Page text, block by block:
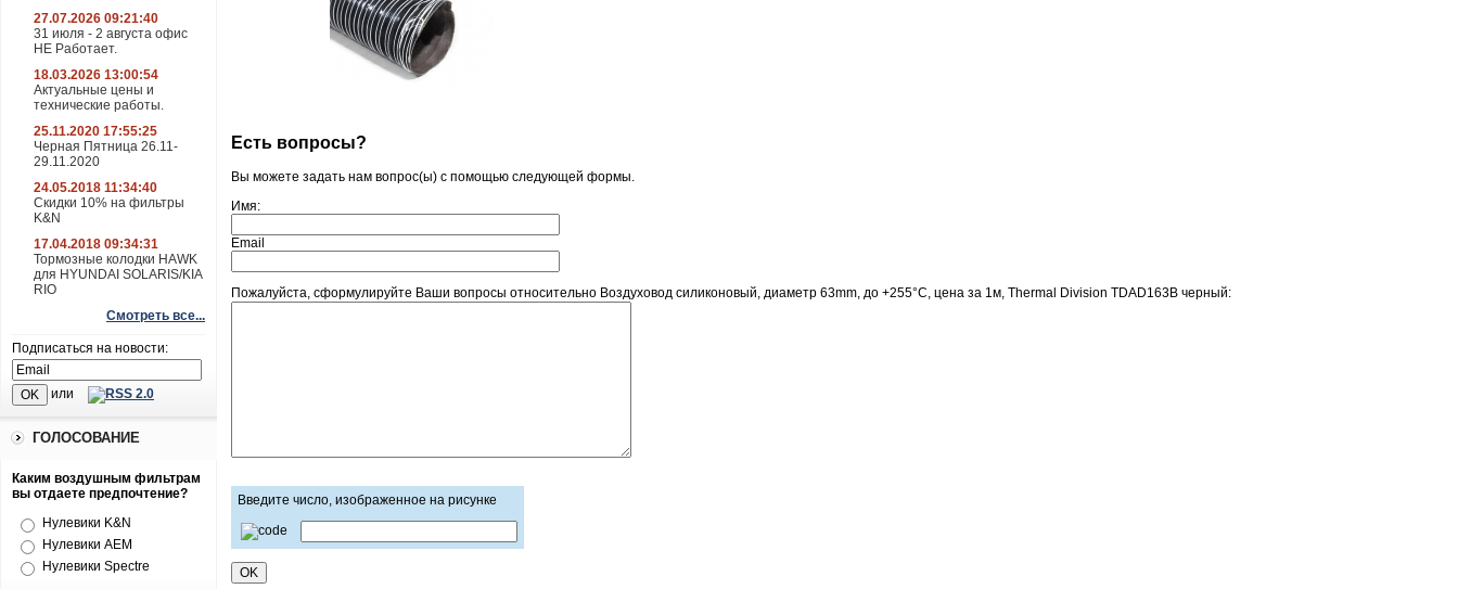
27.07.2026 09:21:40
31 июля - 2 августа офис
НЕ Работает.
18.03.2026 13:00:54
Актуальные цены и
технические работы.
25.11.2020 17:55:25
Черная Пятница 26.11-
29.11.2020
24.05.2018 11:34:40
Скидки 10% на фильтры
K&N
17.04.2018 09:34:31
Тормозные колодки HAWK
для HYUNDAI SOLARIS/KIA
RIO
Смотреть все...
Подписаться на новости:
или
ГОЛОСОВАНИЕ
Каким воздушным фильтрам
вы отдаете предпочтение?
Нулевики K&N
Нулевики AEM
Нулевики Spectre
Есть вопросы?
Вы можете задать нам вопрос(ы) с помощью следующей формы.
Имя:
Email
Пожалуйста, сформулируйте Ваши вопросы относительно Воздуховод силиконовый, диаметр 63mm, до +255°С, цена за 1м, Thermal Division TDAD163B черный:
Введите число, изображенное на рисунке